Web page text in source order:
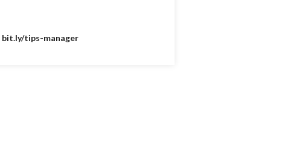
bit.ly/tips-manager